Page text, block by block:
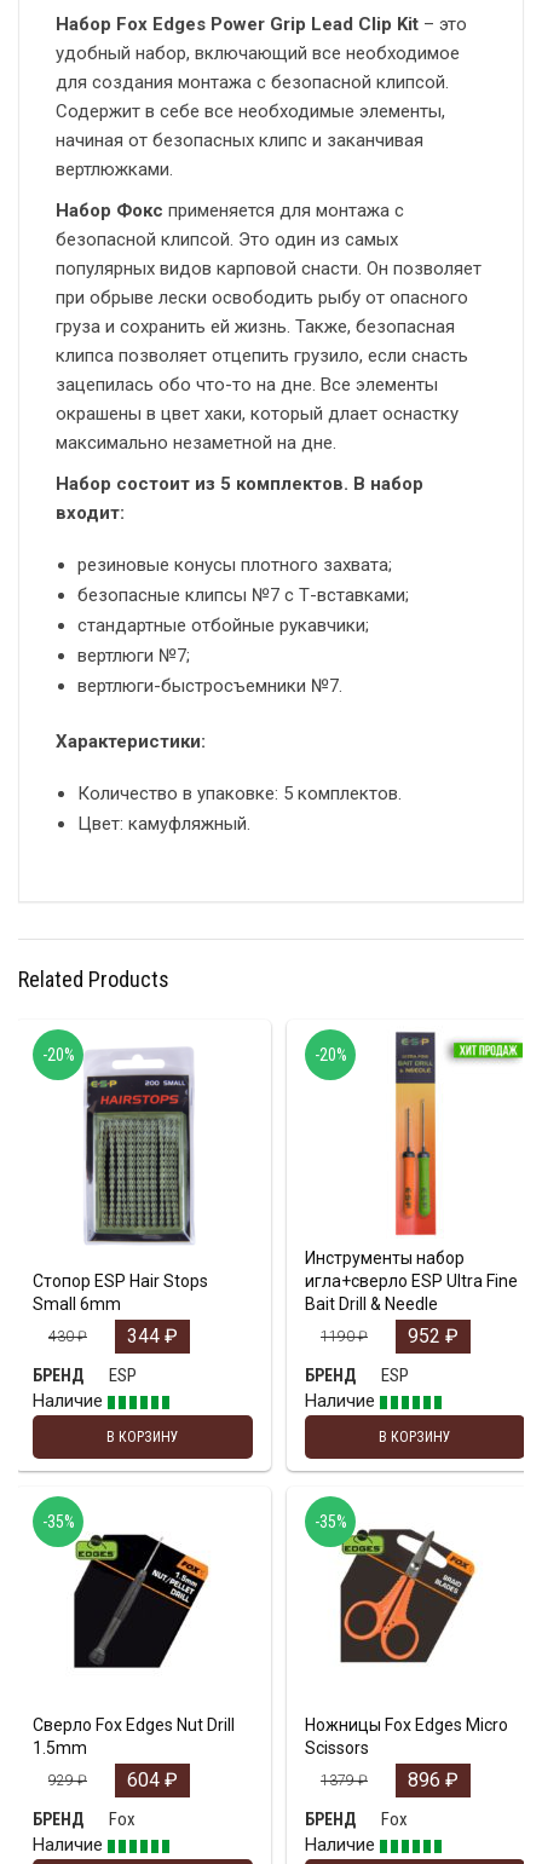
Набор Fox Edges Power Grip Lead Clip Kit – это
удобный набор, включающий все необходимое
для создания монтажа с безопасной клипсой.
Содержит в себе все необходимые элементы,
начиная от безопасных клипс и заканчивая
вертлюжками.
Набор Фокс применяется для монтажа с
безопасной клипсой. Это один из самых
популярных видов карповой снасти. Он позволяет
при обрыве лески освободить рыбу от опасного
груза и сохранить ей жизнь. Также, безопасная
клипса позволяет отцепить грузило, если снасть
зацепилась обо что-то на дне. Все элементы
окрашены в цвет хаки, который длает оснастку
максимально незаметной на дне.
Набор состоит из 5 комплектов. В набор
входит:
резиновые конусы плотного захвата;
безопасные клипсы №7 с Т-вставками;
стандартные отбойные рукавчики;
вертлюги №7;
вертлюги-быстросъемники №7.
Характеристики:
Количество в упаковке: 5 комплектов.
Цвет: камуфляжный.
Related Products
Стопор ESP Hair Stops
Small 6mm
430₽ 344 ₽
БРЕНД
ESP
Наличие
В КОРЗИНУ
-20%
Инструменты набор
игла+сверло ESP Ultra Fine
Bait Drill & Needle
1190₽ 952 ₽
БРЕНД
ESP
Наличие
В КОРЗИНУ
-20%
Сверло Fox Edges Nut Drill
1.5mm
929₽ 604 ₽
БРЕНД
Fox
Наличие
-35%
Ножницы Fox Edges Micro
Scissors
1379₽ 896 ₽
БРЕНД
Fox
Наличие
-35%